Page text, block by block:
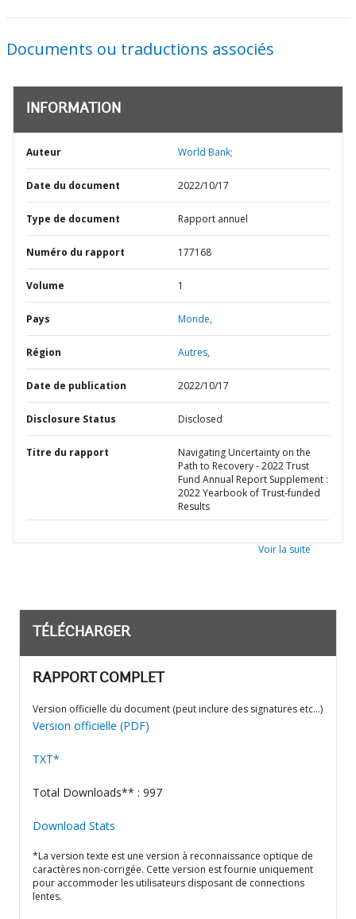
Documents ou traductions associés
INFORMATION
Auteur World Bank;
Date du document 2022/10/17
Type de document Rapport annuel
Numéro du rapport 177168
Volume 1
Pays Monde,
Région Autres,
Date de publication 2022/10/17
Disclosure Status Disclosed
Titre du rapport
Navigating Uncertainty on the
Path to Recovery - 2022 Trust
Fund Annual Report Supplement :
2022 Yearbook of Trust-funded
Results
Voir la suite
TÉLÉCHARGER
RAPPORT COMPLET
Version officielle du document (peut inclure des signatures etc…)
Version officielle (PDF)
TXT*
Total Downloads** : 997
Download Stats
*La version texte est une version à reconnaissance optique de
caractères non-corrigée. Cette version est fournie uniquement
pour accommoder les utilisateurs disposant de connections
lentes.